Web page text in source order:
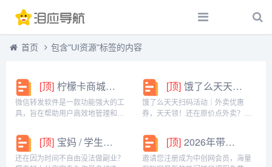
首页 包含"UI资源"标签的内容
[顶] 柠檬卡商城24h自动发卡平台虚拟商品激活码自助购买商城
微信转发软件是一款功能强大的工
具，旨在帮助用户高效地管理和操
能，包括一键转发、朋友圈转发和
微信抢红包等。一键转发软件使得
用户可以轻松地将消息、图片或其
[顶] 饿了么天天扫码活动｜外卖优惠券，天天领！
饿了么天天扫码活动｜外卖优惠
券，天天领！还在原价点外卖？你
码活动」，用微信扫一扫，就能领
外卖专属优惠券，先领券再下单，
省钱更划算！优惠覆盖全场景早餐
[顶] 宝妈 / 学生党看过来！椰泰轻上分享官，时间自由，在家也能赚
还在因为时间不自由没法做副业？
[顶] 2026年带你闷声赚大钱，轻松月赚1000+
邀请您注册成为中创网会员，海量